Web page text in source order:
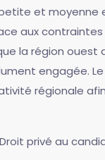
et moyenne
aux
la région ouest
engagée.
régionale
privé au